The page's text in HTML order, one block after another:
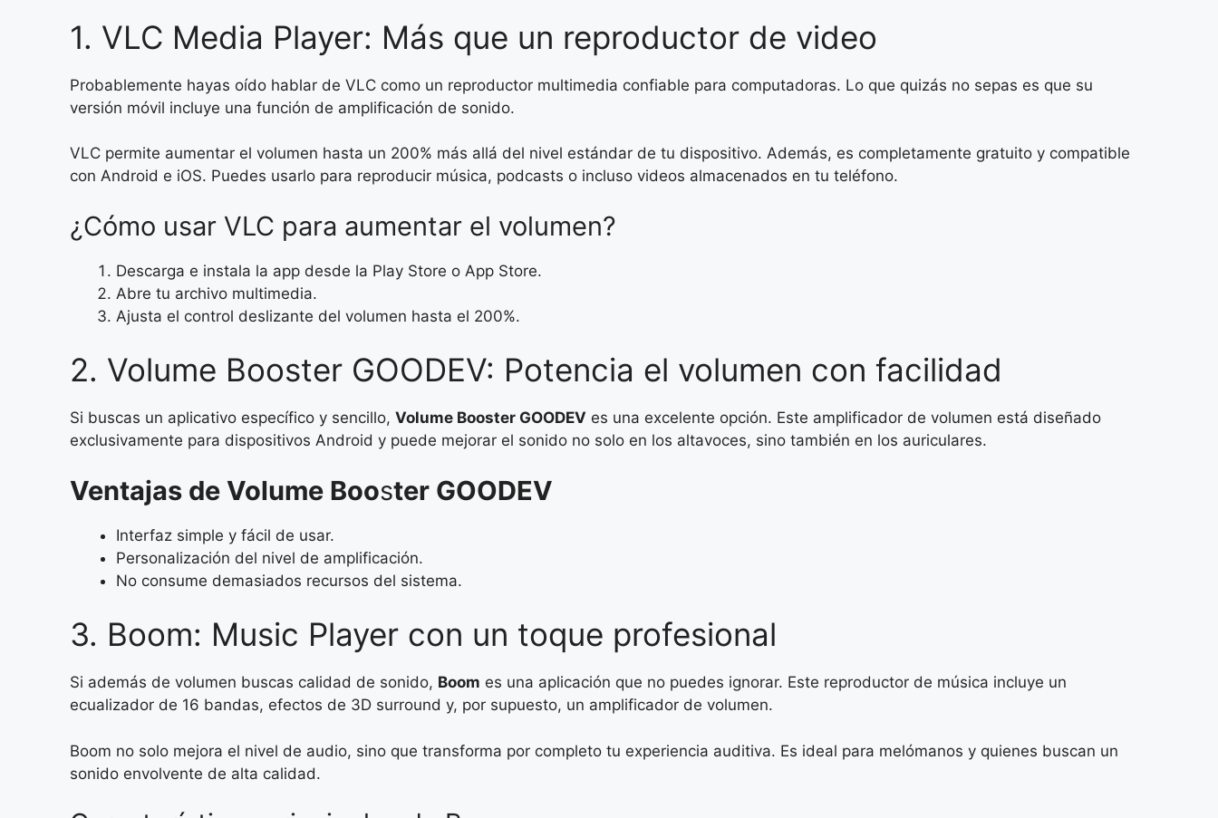
1. VLC Media Player: Más que un reproductor de video
Probablemente hayas oído hablar de VLC como un reproductor multimedia confiable para computadoras. Lo que quizás no sepas es que su
versión móvil incluye una función de amplificación de sonido.
VLC permite aumentar el volumen hasta un 200% más allá del nivel estándar de tu dispositivo. Además, es completamente gratuito y compatible
con Android e iOS. Puedes usarlo para reproducir música, podcasts o incluso videos almacenados en tu teléfono.
¿Cómo usar VLC para aumentar el volumen?
Descarga e instala la app desde la Play Store o App Store.
Abre tu archivo multimedia.
Ajusta el control deslizante del volumen hasta el 200%.
2. Volume Booster GOODEV: Potencia el volumen con facilidad
Si buscas un aplicativo específico y sencillo, Volume Booster GOODEV es una excelente opción. Este amplificador de volumen está diseñado
exclusivamente para dispositivos Android y puede mejorar el sonido no solo en los altavoces, sino también en los auriculares.
Ventajas de Volume Booster GOODEV
Interfaz simple y fácil de usar.
Personalización del nivel de amplificación.
No consume demasiados recursos del sistema.
3. Boom: Music Player con un toque profesional
Si además de volumen buscas calidad de sonido, Boom es una aplicación que no puedes ignorar. Este reproductor de música incluye un
ecualizador de 16 bandas, efectos de 3D surround y, por supuesto, un amplificador de volumen.
Boom no solo mejora el nivel de audio, sino que transforma por completo tu experiencia auditiva. Es ideal para melómanos y quienes buscan un
sonido envolvente de alta calidad.